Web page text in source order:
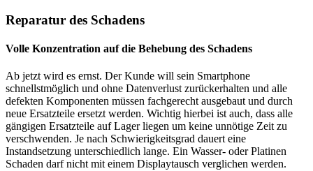
Reparatur des Schadens
Volle Konzentration auf die Behebung des Schadens
Ab jetzt wird es ernst. Der Kunde will sein Smartphone
schnellstmöglich und ohne Datenverlust zurückerhalten und alle
defekten Komponenten müssen fachgerecht ausgebaut und durch
neue Ersatzteile ersetzt werden. Wichtig hierbei ist auch, dass alle
gängigen Ersatzteile auf Lager liegen um keine unnötige Zeit zu
verschwenden. Je nach Schwierigkeitsgrad dauert eine
Instandsetzung unterschiedlich lange. Ein Wasser- oder Platinen
Schaden darf nicht mit einem Displaytausch verglichen werden.